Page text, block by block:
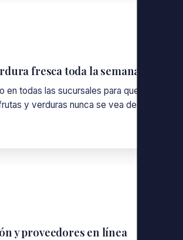
fresca toda la semana
en todas las sucursales para que el
y verduras nunca se vea de
y proveedores en línea